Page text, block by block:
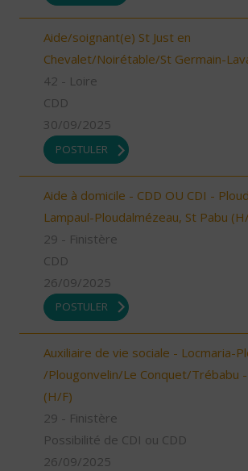
Aide/soignant(e) St Just en
Chevalet/Noirétable/St Germain-
42 - Loire
CDD
30/09/2025
POSTULER
Aide à domicile - CDD OU CDI -
Lampaul-Ploudalmézeau, St Pabu
29 - Finistère
CDD
26/09/2025
POSTULER
Auxiliaire de vie sociale - Locmaria-
/Plougonvelin/Le Conquet/Trébabu -
(H/F)
29 - Finistère
Possibilité de CDI ou CDD
26/09/2025